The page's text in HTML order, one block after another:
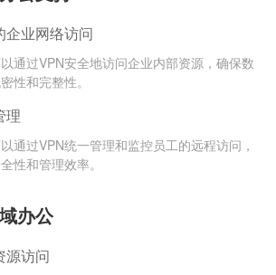
企业网络访问
通过VPN安全地访问企业内部资源，确保数
性和完整性。
理
通过VPN统一管理和监控员工的远程访问，
性和管理效率。
办公
源访问